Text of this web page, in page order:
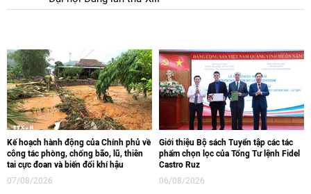
Kế hoạch hành động của Chính phủ về
công tác phòng, chống bão, lũ, thiên
tai cực đoan và biến đổi khí hậu
07/08/2026
Giới thiệu Bộ sách Tuyển tập các tác
phẩm chọn lọc của Tổng Tư lệnh Fidel
Castro Ruz
06/08/2026